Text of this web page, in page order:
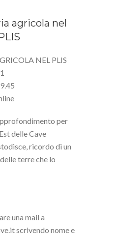
agricola nel
NEL PLIS
per
delle Cave
ricordo di un
terre che lo
una mail a
scrivendo nome e